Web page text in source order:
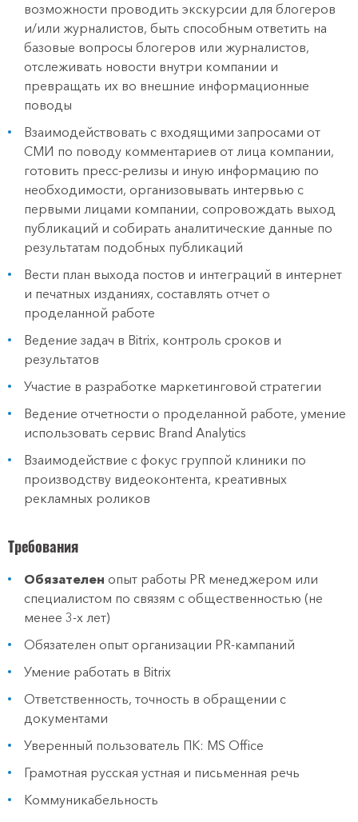
возможности проводить экскурсии для блогеров
и/или журналистов, быть способным ответить на
базовые вопросы блогеров или журналистов,
отслеживать новости внутри компании и
превращать их во внешние информационные
поводы
Взаимодействовать с входящими запросами от
СМИ по поводу комментариев от лица компании,
готовить пресс-релизы и иную информацию по
необходимости, организовывать интервью с
первыми лицами компании, сопровождать выход
публикаций и собирать аналитические данные по
результатам подобных публикаций
Вести план выхода постов и интеграций в интернет
и печатных изданиях, составлять отчет о
проделанной работе
Ведение задач в Bitrix, контроль сроков и
результатов
Участие в разработке маркетинговой стратегии
Ведение отчетности о проделанной работе, умение
использовать сервис Brand Analytics
Взаимодействие с фокус группой клиники по
производству видеоконтента, креативных
рекламных роликов
Требования
Обязателен опыт работы PR менеджером или
специалистом по связям с общественностью (не
менее 3-х лет)
Обязателен опыт организации PR-кампаний
Умение работать в Bitrix
Ответственность, точность в обращении с
документами
Уверенный пользователь ПК: MS Office
Грамотная русская устная и письменная речь
Коммуникабельность